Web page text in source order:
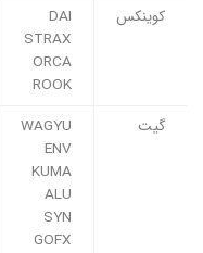
کوینکس
DAI
STRAX
ORCA
ROOK
گیت
WAGYU
ENV
KUMA
ALU
SYN
GOFX